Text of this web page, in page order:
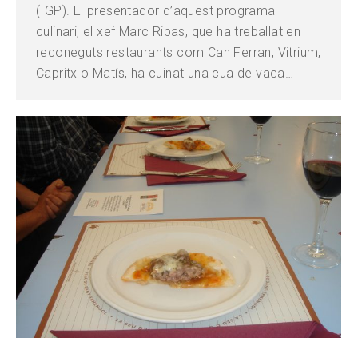
(IGP). El presentador d’aquest programa
culinari, el xef Marc Ribas, que ha treballat en
reconeguts restaurants com Can Ferran, Vitrium,
Capritx o Matís, ha cuinat una cua de vaca…